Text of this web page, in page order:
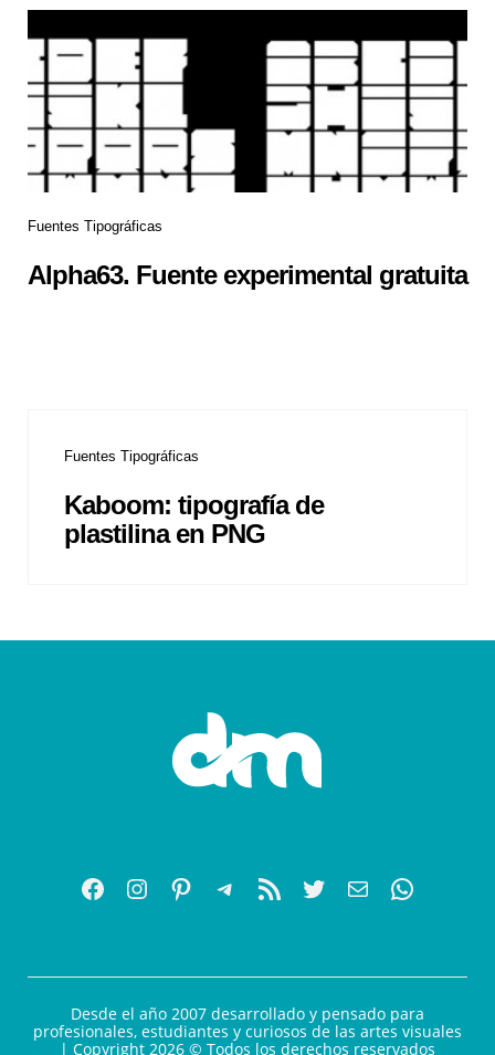
Fuentes Tipográficas
Alpha63. Fuente experimental gratuita
Fuentes Tipográficas
Kaboom: tipografía de
plastilina en PNG
Desde el año 2007 desarrollado y pensado para
profesionales, estudiantes y curiosos de las artes visuales
| Copyright 2026 © Todos los derechos reservados